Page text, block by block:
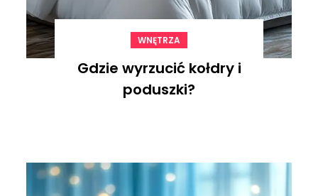
WNĘTRZA
Gdzie wyrzucić kołdry i
poduszki?